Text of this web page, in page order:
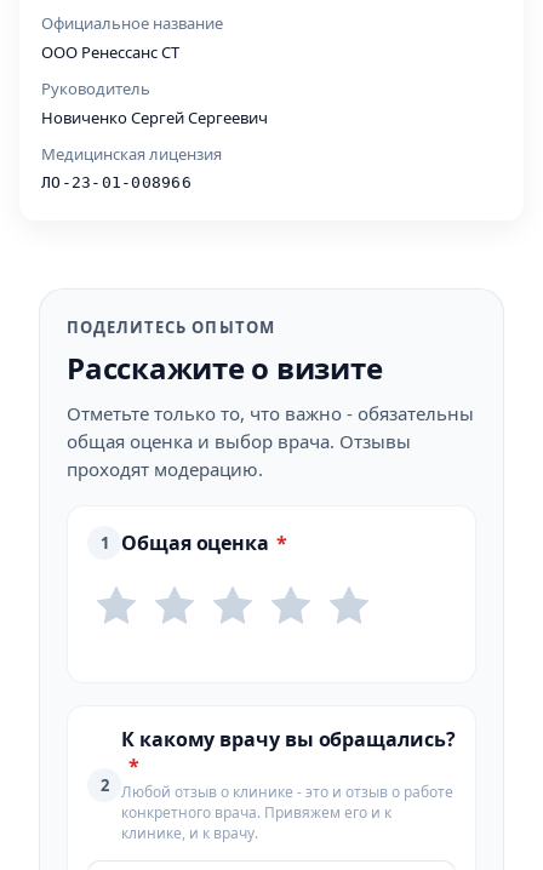
Официальное название
ООО Ренессанс СТ
Руководитель
Новиченко Сергей Сергеевич
Медицинская лицензия
ЛО-23-01-008966
ПОДЕЛИТЕСЬ ОПЫТОМ
Расскажите о визите
Отметьте только то, что важно - обязательны
общая оценка и выбор врача. Отзывы
проходят модерацию.
1 Общая оценка *
2
К какому врачу вы обращались?
*
Любой отзыв о клинике - это и отзыв о работе
конкретного врача. Привяжем его и к
клинике, и к врачу.